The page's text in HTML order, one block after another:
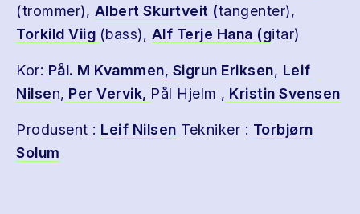
(trommer), Albert Skurtveit (tangenter),
Torkild Viig (bass), Alf Terje Hana (gitar)
Kor: Pål. M Kvammen, Sigrun Eriksen, Leif
Nilsen, Per Vervik, Pål Hjelm , Kristin Svensen
Produsent : Leif Nilsen Tekniker : Torbjørn
Solum